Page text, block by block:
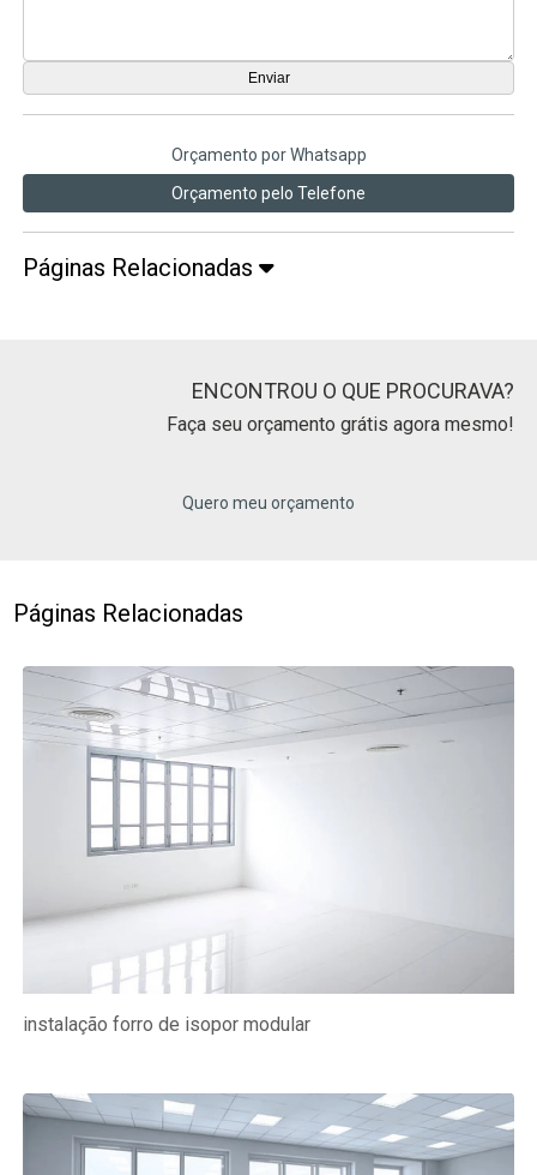
Orçamento por Whatsapp
Orçamento pelo Telefone
Páginas Relacionadas
ENCONTROU O QUE PROCURAVA?
Faça seu orçamento grátis agora mesmo!
Quero meu orçamento
Páginas Relacionadas
instalação forro de isopor modular